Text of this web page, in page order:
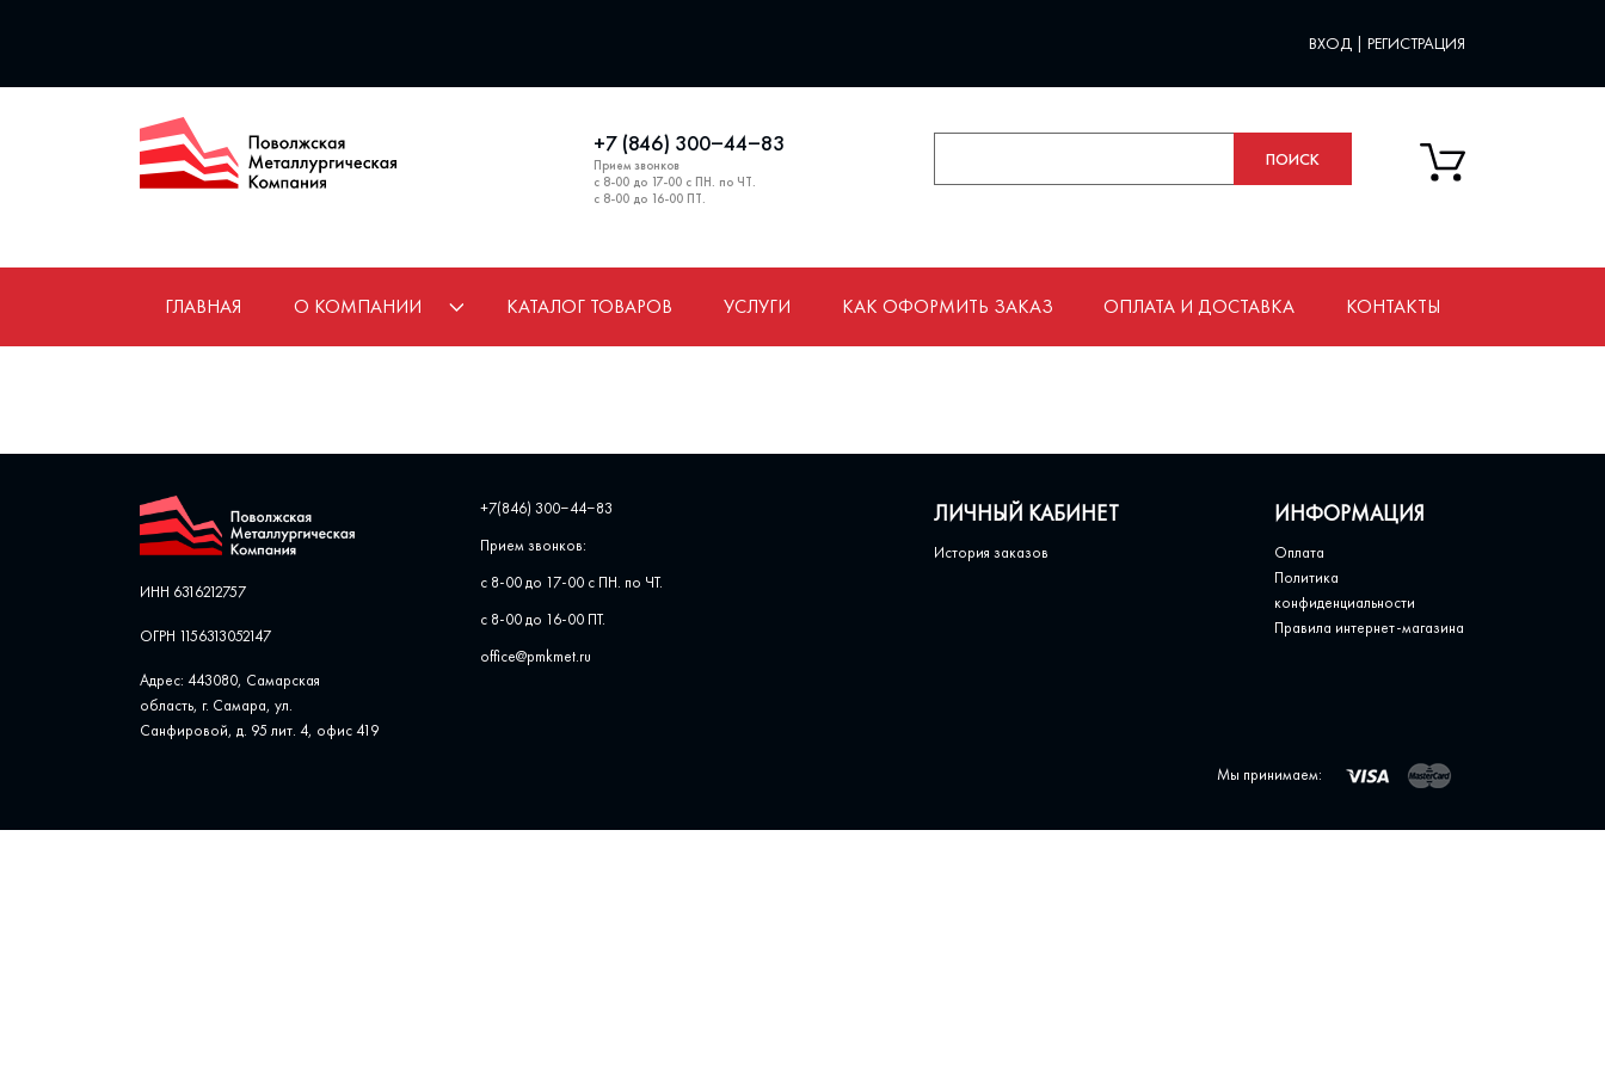
ВХОД | РЕГИСТРАЦИЯ
+7 (846) 300‒44‒83
Прием звонков
с 8-00 до 17-00 с ПН. по ЧТ.
с 8-00 до 16-00 ПТ.
ГЛАВНАЯ О КОМПАНИИ КАТАЛОГ ТОВАРОВ УСЛУГИ КАК ОФОРМИТЬ ЗАКАЗ ОПЛАТА И ДОСТАВКА КОНТАКТЫ
ИНН 6316212757
ОГРН 1156313052147
Адрес: 443080, Самарская
область, г. Самара, ул. ​
Санфировой, д. 95 лит. 4, офис ​419
+7(846) 300‒44‒83
Прием звонков:
с 8-00 до 17-00 с ПН. по ЧТ.
с 8-00 до 16-00 ПТ.
office@pmkmet.ru
ЛИЧНЫЙ КАБИНЕТ
История заказов
ИНФОРМАЦИЯ
Оплата
Политика
конфиденциальности
Правила интернет-магазина
Мы принимаем: